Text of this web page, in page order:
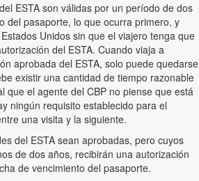
ESTA son válidas por un período de dos
del pasaporte, lo que ocurra primero, y
Unidos sin que el viajero tenga que
del ESTA. Cuando viaja a
aprobada del ESTA, solo puede quedarse
existir una cantidad de tiempo razonable
que el agente del CBP no piense que está
ningún requisito establecido para el
una visita y la siguiente.
del ESTA sean aprobadas, pero cuyos
de dos años, recibirán una autorización
de vencimiento del pasaporte.